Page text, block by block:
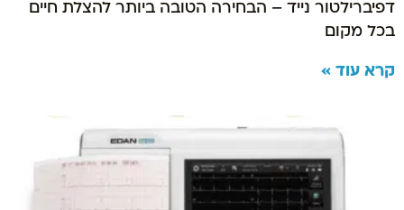
דפיברילטור נייד – הבחירה הטובה ביותר להצלת חיים
בכל מקום
קרא עוד »